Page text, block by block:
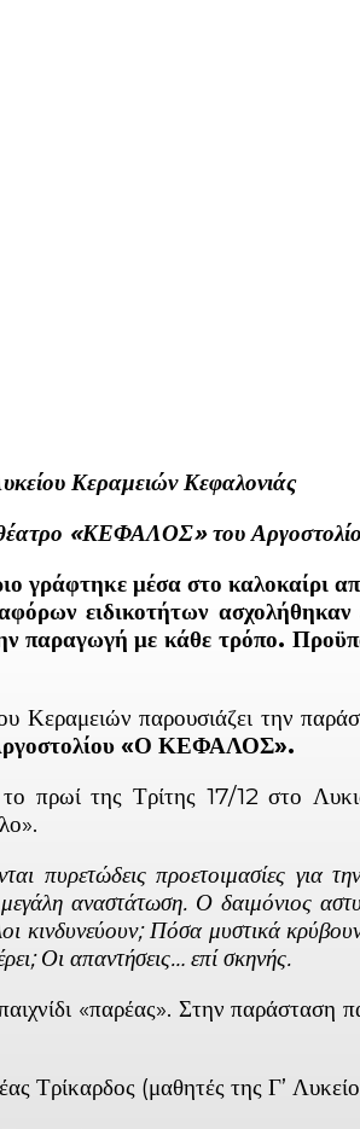
Κεραμειών Κεφαλονιάς
«ΚΕΦΑΛΟΣ» του
γράφτηκε μέσα στο καλοκαίρι
ειδικοτήτων
την παραγωγή με κάθε τρόπο.
Κεραμειών παρουσιάζει
«Ο ΚΕΦΑΛΟΣ».
της Τρίτης 17/12 στο
πυρετώδεις προετοιμασίες για
αναστάτωση. Ο δαιμόνιος
κινδυνεύουν; Πόσα μυστικά
Οι απαντήσεις… επί σκηνής.
«παρέας». Στην παράσταση
Τρίκαρδος (μαθητές της Γ’